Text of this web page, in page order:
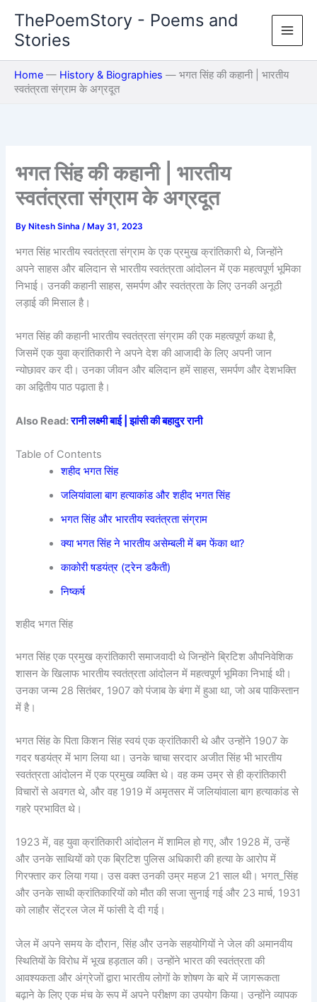
content
ThePoemStory - Poems and
Stories
Home — History & Biographies — भगत सिंह की कहानी | भारतीय
स्वतंत्रता संग्राम के अग्रदूत
भगत सिंह की कहानी | भारतीय
स्वतंत्रता संग्राम के अग्रदूत
By Nitesh Sinha/ May 31, 2023
भगत सिंह भारतीय स्वतंत्रता संग्राम के एक प्रमुख क्रांतिकारी थे, जिन्होंने
अपने साहस और बलिदान से भारतीय स्वतंत्रता आंदोलन में एक महत्वपूर्ण भूमिका
निभाई। उनकी कहानी साहस, समर्पण और स्वतंत्रता के लिए उनकी अनूठी
लड़ाई की मिसाल है।
भगत सिंह की कहानी भारतीय स्वतंत्रता संग्राम की एक महत्वपूर्ण कथा है,
जिसमें एक युवा क्रांतिकारी ने अपने देश की आजादी के लिए अपनी जान
न्योछावर कर दी। उनका जीवन और बलिदान हमें साहस, समर्पण और देशभक्ति
का अद्वितीय पाठ पढ़ाता है।
Also Read:रानी लक्ष्मी बाई | झांसी की बहादुर रानी
Table of Contents
शहीद भगत सिंह
जलियांवाला बाग हत्याकांड और शहीद भगत सिंह
भगत सिंह और भारतीय स्वतंत्रता संग्राम
क्या भगत सिंह ने भारतीय असेम्बली में बम फेंका था?
काकोरी षडयंत्र (ट्रेन डकैती)
निष्कर्ष
शहीद भगत सिंह
भगत सिंह एक प्रमुख क्रांतिकारी समाजवादी थे जिन्होंने ब्रिटिश औपनिवेशिक
शासन के खिलाफ भारतीय स्वतंत्रता आंदोलन में महत्वपूर्ण भूमिका निभाई थी।
उनका जन्म 28 सितंबर, 1907 को पंजाब के बंगा में हुआ था, जो अब पाकिस्तान
में है।
भगत सिंह के पिता किशन सिंह स्वयं एक क्रांतिकारी थे और उन्होंने 1907 के
गदर षडयंत्र में भाग लिया था। उनके चाचा सरदार अजीत सिंह भी भारतीय
स्वतंत्रता आंदोलन में एक प्रमुख व्यक्ति थे। वह कम उम्र से ही क्रांतिकारी
विचारों से अवगत थे, और वह 1919 में अमृतसर में जलियांवाला बाग हत्याकांड से
गहरे प्रभावित थे।
1923 में, वह युवा क्रांतिकारी आंदोलन में शामिल हो गए, और 1928 में, उन्हें
और उनके साथियों को एक ब्रिटिश पुलिस अधिकारी की हत्या के आरोप में
गिरफ्तार कर लिया गया। उस वक्त उनकी उम्र महज 21 साल थी। भगत_सिंह
और उनके साथी क्रांतिकारियों को मौत की सजा सुनाई गई और 23 मार्च, 1931
को लाहौर सेंट्रल जेल में फांसी दे दी गई।
जेल में अपने समय के दौरान, सिंह और उनके सहयोगियों ने जेल की अमानवीय
स्थितियों के विरोध में भूख हड़ताल की। उन्होंने भारत की स्वतंत्रता की
आवश्यकता और अंग्रेजों द्वारा भारतीय लोगों के शोषण के बारे में जागरूकता
बढ़ाने के लिए एक मंच के रूप में अपने परीक्षण का उपयोग किया। उन्होंने व्यापक